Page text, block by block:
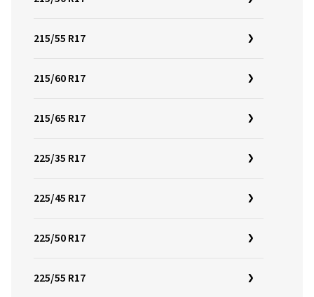
215/55 R17
215/60 R17
215/65 R17
225/35 R17
225/45 R17
225/50 R17
225/55 R17